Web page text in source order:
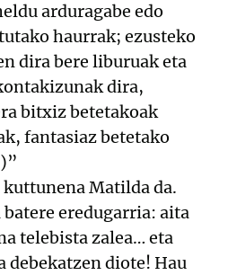
arduragabe edo
haurrak; ezusteko
dira bere liburuak eta
dira,
bitxiz betetakoak
fantasiaz betetako
Matilda da.
eredugarria: aita
telebista zalea… eta
diote! Hau